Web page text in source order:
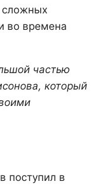
сложных
во времена
частью
который
поступил в